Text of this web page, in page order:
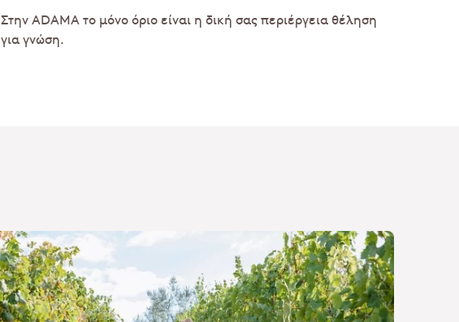
Στην ADAMA το μόνο όριο είναι η δική σας περιέργεια θέληση
για γνώση.